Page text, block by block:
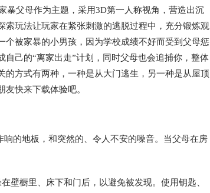
暴父母作为主题，采用3D第一人称视角，营造出沉
玩法让玩家在紧张刺激的逃脱过程中，充分锻炼观
被家暴的小男孩，因为学校成绩不好而受到父母惩
己的“离家出走”计划，同时父母也会追捕你，整体
方式有两种，一种是从大门逃生，另一种是从屋顶
快来下载体验吧。
的地板，和突然的、令人不安的噪音。当父母在房
壁橱里、床下和门后，以避免被发现。使用钥匙、